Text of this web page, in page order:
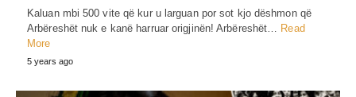
Kaluan mbi 500 vite që kur u larguan por sot kjo dëshmon që
Arbëreshët nuk e kanë harruar origjinën! Arbëreshët… Read
More
5 years ago